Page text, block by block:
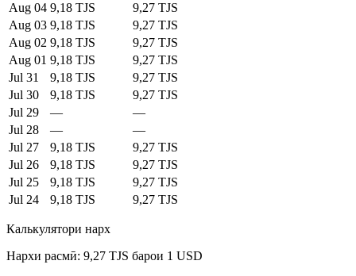
Aug 04 9,18 TJS
9,27 TJS
Aug 03 9,18 TJS
9,27 TJS
Aug 02 9,18 TJS
9,27 TJS
Aug 01 9,18 TJS
9,27 TJS
Jul 31
9,18 TJS
9,27 TJS
Jul 30
9,18 TJS
9,27 TJS
Jul 29
—
—
Jul 28
—
—
Jul 27
9,18 TJS
9,27 TJS
Jul 26
9,18 TJS
9,27 TJS
Jul 25
9,18 TJS
9,27 TJS
Jul 24
9,18 TJS 9,27 TJS
Калькулятори нарх
Нархи расмӣ: 9,27 TJS барои 1 USD